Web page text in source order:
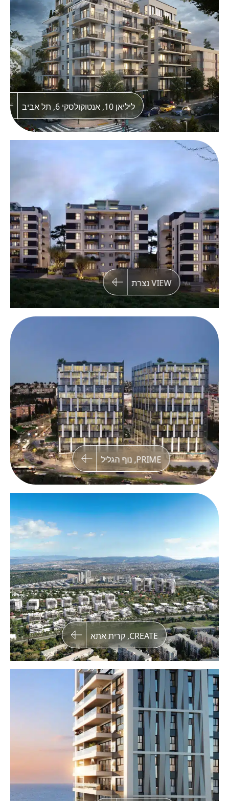
ליליאן 10, אנטוקולסקי 6, תל אביב
בנייני בוטיק יוקרתיים בשכונת נמסאווי המבוקשת
בנצרת בתכנונו המוקפד של אדריכל נאזמי
,שחאדה. חווית מגורים איכותית בעיצוב מודרני
ומפרט עשיר ומוקפד.
VIEW נצרת
PRIME, נוף הגליל
פרויקט מגורים מוקפד בגבעת הכלניות, קרית אתא,
הכולל 4 מגדלי מגורים ו-25 בנייני בוטיק
CREATE, קרית אתא
חבצלת השרון
בקרוב! שני מגדלי מגורים במיקום הטוב ביותר
בשכונת חבצלת השרון בנתניה
רמברנדט 30, תל אביב
יחידות דיור יוקרתיות וחניון תת קרקעי